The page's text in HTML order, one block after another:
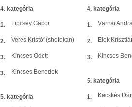
4. kategória
1. Lipcsey Gábor
2. Veres Kristóf (shotokan)
3. Kincses Odett
3. Kincses Benedek
5. kategória
4. kategória
1. Várnai
2. Elek
3. Kincses
5. kategória
1. Kecskés